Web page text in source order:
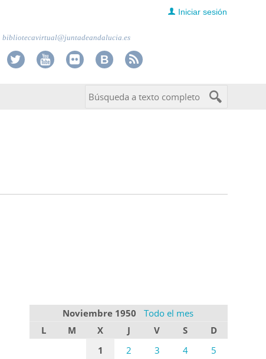
Iniciar sesión
bibliotecavirtual@juntadeandalucia.es
Noviembre 1950
Todo el mes
L
M X J V S
D
1
2 3 4
5